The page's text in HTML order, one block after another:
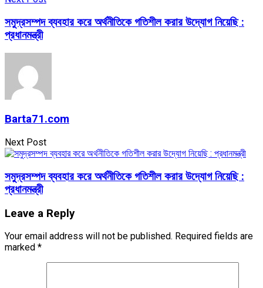
সমুদ্রসম্পদ ব্যবহার করে অর্থনীতিকে গতিশীল করার উদ্যোগ নিয়েছি :
প্রধানমন্ত্রী
Barta71.com
Next Post
সমুদ্রসম্পদ ব্যবহার করে অর্থনীতিকে গতিশীল করার উদ্যোগ নিয়েছি :
প্রধানমন্ত্রী
Leave a Reply
Your email address will not be published. Required fields are
marked *